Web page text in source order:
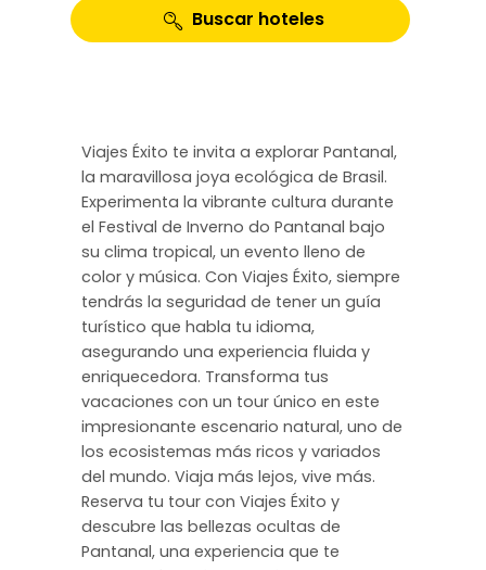
Buscar hoteles
Viajes Éxito te invita a explorar Pantanal,
la maravillosa joya ecológica de Brasil.
Experimenta la vibrante cultura durante
el Festival de Inverno do Pantanal bajo
su clima tropical, un evento lleno de
color y música. Con Viajes Éxito, siempre
tendrás la seguridad de tener un guía
turístico que habla tu idioma,
asegurando una experiencia fluida y
enriquecedora. Transforma tus
vacaciones con un tour único en este
impresionante escenario natural, uno de
los ecosistemas más ricos y variados
del mundo. Viaja más lejos, vive más.
Reserva tu tour con Viajes Éxito y
descubre las bellezas ocultas de
Pantanal, una experiencia que te